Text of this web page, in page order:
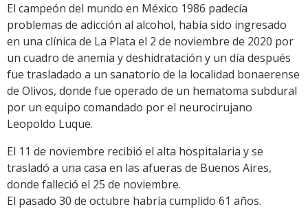
El campeón del mundo en México 1986 padecía
problemas de adicción al alcohol, había sido ingresado
en una clínica de La Plata el 2 de noviembre de 2020 por
un cuadro de anemia y deshidratación y un día después
fue trasladado a un sanatorio de la localidad bonaerense
de Olivos, donde fue operado de un hematoma subdural
por un equipo comandado por el neurocirujano
Leopoldo Luque.
El 11 de noviembre recibió el alta hospitalaria y se
trasladó a una casa en las afueras de Buenos Aires,
donde falleció el 25 de noviembre.
El pasado 30 de octubre habría cumplido 61 años.